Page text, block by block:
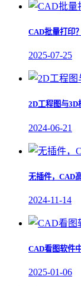
CAD批量打印
2025-07-25
2D工程图与3D
2024-06-21
无插件，CAD
2024-11-14
CAD看图软件
2025-01-06